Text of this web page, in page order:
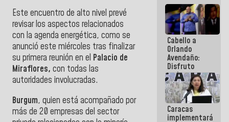
Este encuentro de alto nivel prevé
revisar los aspectos relacionados
con la agenda energética, como se
anunció este miércoles tras finalizar
su primera reunión en el Palacio de
Miraflores, con todas las
autoridades involucradas.
Burgum, quien está acompañado por
más de 20 empresas del sector
Cabello a
Orlando
Avendaño:
Disfruto
cada vez
que escribes
porque lo
que haces
es
embarrarla
Caracas
implementará